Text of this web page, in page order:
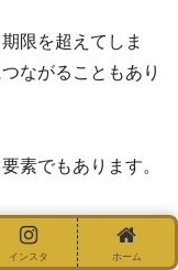
限を超えてしま
ながることもあり
素でもあります。
ありますが、無理
できないリスクが
インスタ ホーム